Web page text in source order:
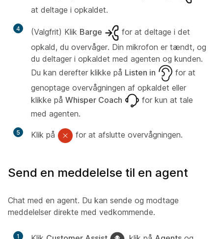
at deltage i opkaldet.
4 (Valgfrit) Klik Barge
for at deltage i det
opkald, du overvåger. Din mikrofon er tændt, og
du deltager i opkaldet med agenten og kunden.
Du kan derefter klikke på Listen in
for at
genoptage overvågningen af opkaldet eller
klikke på Whisper Coach
for kun at tale
med agenten.
5 Klik på for at afslutte overvågningen.
Send en meddelelse til en agent
Chat med en agent. Du kan sende og modtage
meddelelser direkte med vedkommende.
1